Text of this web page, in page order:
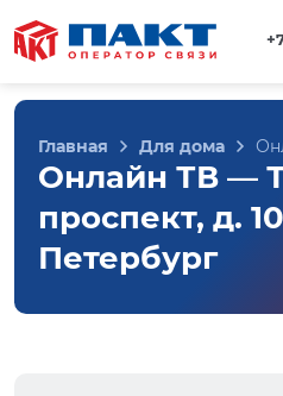
Главная Для дома
Онлайн ТВ —
проспект, д.
Петербург